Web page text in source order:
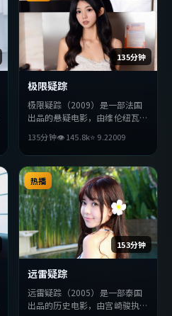
135分钟
极限疑踪
极限疑踪（2009）是一部法国
出品的悬疑电影，由维伦纽瓦执
演。影片在叙事与视听上力求突
破，探讨人性与抉择，节奏张弛
有度，适合喜欢该类型的观众完
整观看。
135分钟👁145.8k⭐ 9.22009
153分钟
热播
远雷疑踪
远雷疑踪（2005）是一部泰国
出品的历史电影，由宫崎骏执